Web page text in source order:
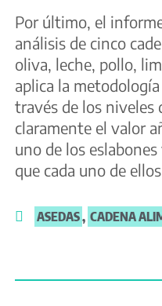
Por último, el
análisis de cinco
oliva, leche, pollo,
aplica la
través de los niveles
claramente el valor
uno de los
que cada uno de
ASEDAS, CADENA